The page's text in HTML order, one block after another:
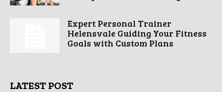
Expert Personal Trainer
Helensvale Guiding Your Fitness
Goals with Custom Plans
LATEST POST